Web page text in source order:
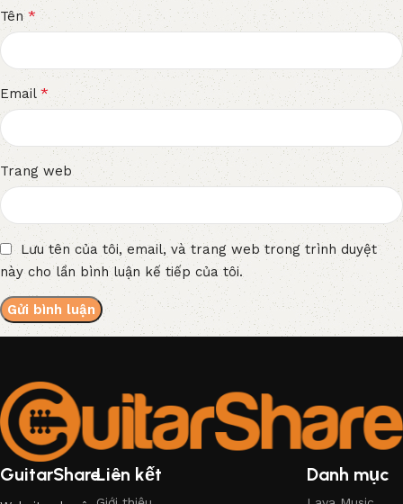
Tên*
Email *
Trang web
Lưu tên của tôi, email, và trang web trong trình duyệt
này cho lần bình luận kế tiếp của tôi.
GuitarShareLiên kết Danh mục